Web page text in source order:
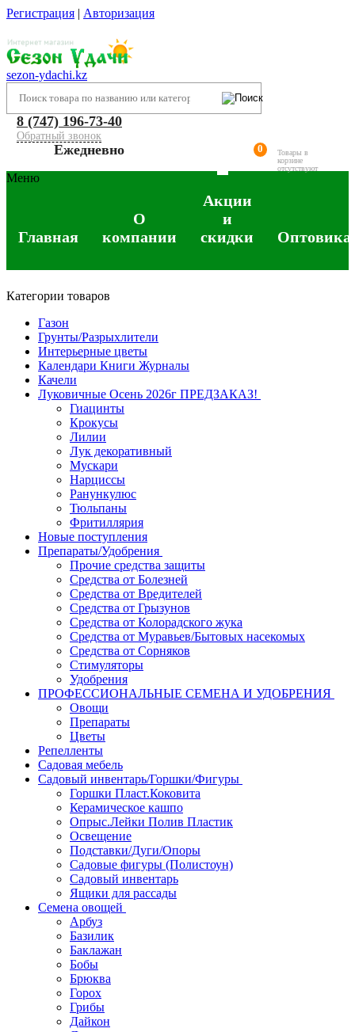
Регистрация | Авторизация
sezon-ydachi.kz
8 (747) 196-73-40
Обратный звонок
Ежедневно 0
Товары в
корзине
отсутствуют
Меню
Главная
О
компании
Акции
и
скидки
Категории товаров
Газон
Грунты/Разрыхлители
Интерьерные цветы
Календари Книги Журналы
Качели
Луковичные Осень 2026г ПРЕДЗАКАЗ!
Гиацинты
Крокусы
Лилии
Лук декоративный
Мускари
Нарциссы
Ранункулюс
Тюльпаны
Фритиллярия
Новые поступления
Препараты/Удобрения
Прочие средства защиты
Средства от Болезней
Средства от Вредителей
Средства от Грызунов
Средства от Колорадского жука
Средства от Муравьев/Бытовых насекомых
Средства от Сорняков
Стимуляторы
Удобрения
ПРОФЕССИОНАЛЬНЫЕ СЕМЕНА И УДОБРЕНИЯ
Овощи
Препараты
Цветы
Репелленты
Садовая мебель
Садовый инвентарь/Горшки/Фигуры
Горшки Пласт.Коковита
Керамическое кашпо
Опрыс.Лейки Полив Пластик
Освещение
Подставки/Дуги/Опоры
Садовые фигуры (Полистоун)
Садовый инвентарь
Ящики для рассады
Семена овощей
Арбуз
Базилик
Баклажан
Бобы
Брюква
Горох
Грибы
Дайкон